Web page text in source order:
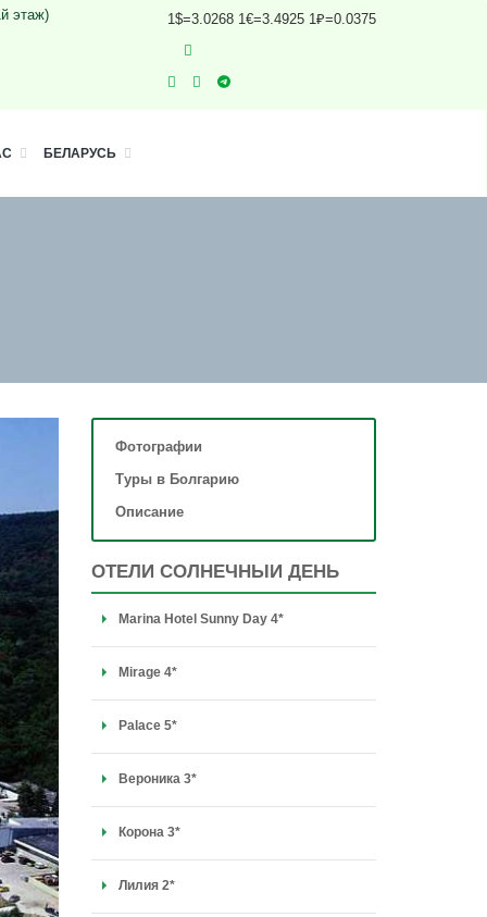
этаж)
1$=3.0268 1€=3.4925 1₽=0.0375
БЕЛАРУСЬ
Фотографии
Туры в Болгарию
Описание
ОТЕЛИ СОЛНЕЧНЫЙ ДЕНЬ
Marina Hotel Sunny Day 4*
Mirage 4*
Palace 5*
Вероника 3*
Корона 3*
Лилия 2*